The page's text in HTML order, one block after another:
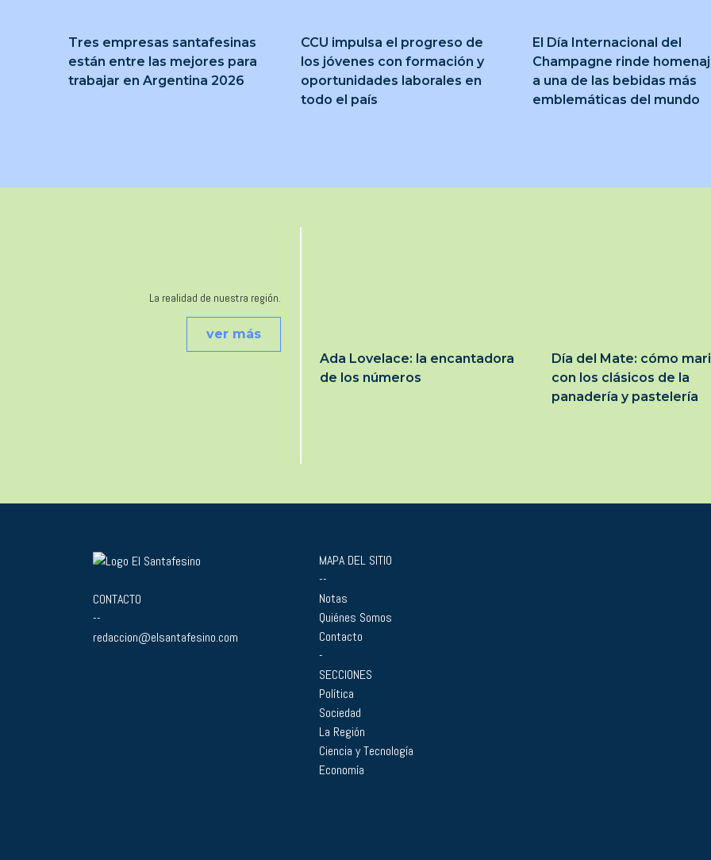
Tres empresas santafesinas
están entre las mejores para
trabajar en Argentina 2026
CCU impulsa el progreso de
los jóvenes con formación y
oportunidades laborales en
todo el país
El Día Internacional del
Champagne rinde
a una de las bebidas más
emblemáticas del mundo
La realidad de nuestra región.
ver más
Ada Lovelace: la encantadora
de los números
Día del Mate: cómo
con los clásicos de la
panadería y pastelería
CONTACTO
--
redaccion@elsantafesino.com
MAPA DEL SITIO
--
Notas
Quiénes Somos
Contacto
-
SECCIONES
Política
Sociedad
La Región
Ciencia y Tecnología
Economía